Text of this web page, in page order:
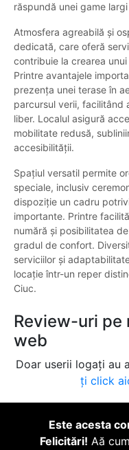
răspundă unei game
Atmosfera agreabilă și
dedicată, care oferă
contribuie la crearea
Printre avantajele
prezența unei terase în
parcursul verii, facilitând
liber. Localul asigură
mobilitate redusă,
accesibilității.
Spațiul versatil permite
speciale, inclusiv
dispoziție un cadru
importante. Printre
numără și posibilitatea
gradul de confort.
serviciilor și
locație într-un reper
Ciuc.
Review-uri pe
web
Doar userii logați au
ți click
Este acesta
Felicitări! Aă